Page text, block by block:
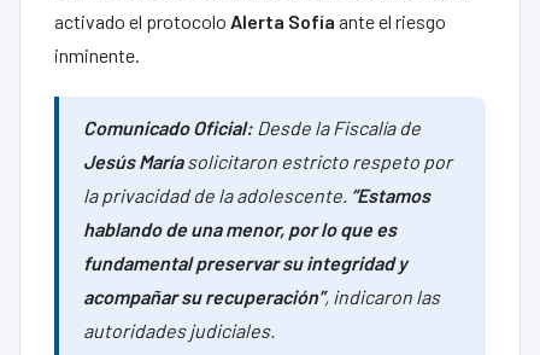
activado el protocolo Alerta Sofía ante el riesgo
inminente.
Comunicado Oficial: Desde la Fiscalía de
Jesús Maríasolicitaron estricto respeto por
la privacidad de la adolescente. “Estamos
hablando de una menor, por lo que es
fundamental preservar su integridad y
acompañar su recuperación”, indicaron las
autoridades judiciales.